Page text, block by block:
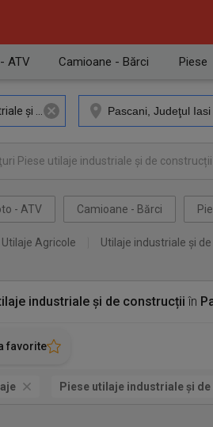
ATV Camioane - Bărci Piese
Piese utilaje industriale și de construcții
și de construcții Pascani
- ATV Camioane - Bărci
Utilaje Agricole Utilaje industriale și
industriale și de construcții în
favorite
Piese utilaje industriale și